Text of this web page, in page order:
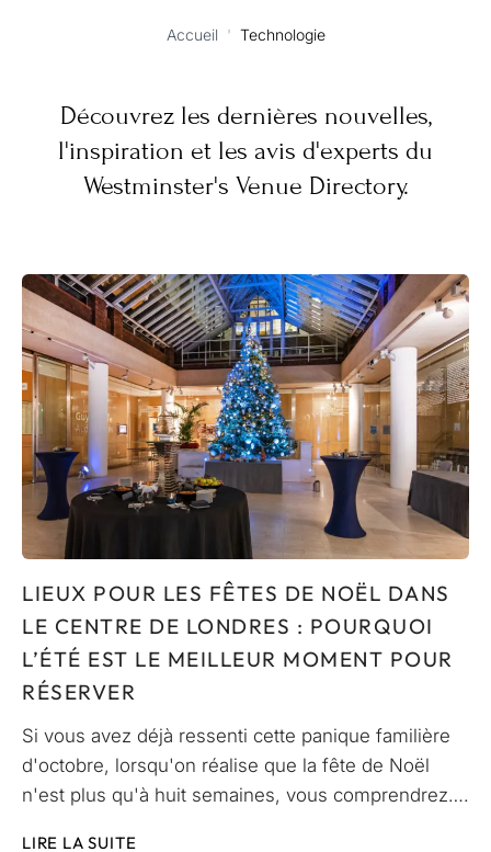
Accueil ' Technologie
Découvrez les dernières nouvelles,
l'inspiration et les avis d'experts du
Westminster's Venue Directory.
LIEUX POUR LES FÊTES DE NOËL DANS
LE CENTRE DE LONDRES : POURQUOI
L’ÉTÉ EST LE MEILLEUR MOMENT POUR
RÉSERVER
Si vous avez déjà ressenti cette panique familière
d'octobre, lorsqu'on réalise que la fête de Noël
n'est plus qu'à huit semaines, vous comprendrez….
LIRE LA SUITE